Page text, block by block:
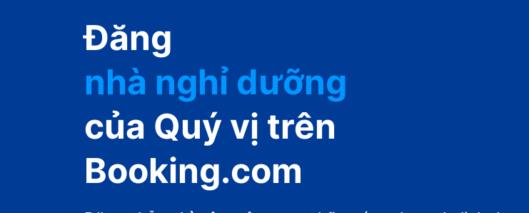
Đăng
khách sạn
nhà nghỉ dưỡng
guest house
nhà nghỉ B&B
của Quý vị trên
Booking.com